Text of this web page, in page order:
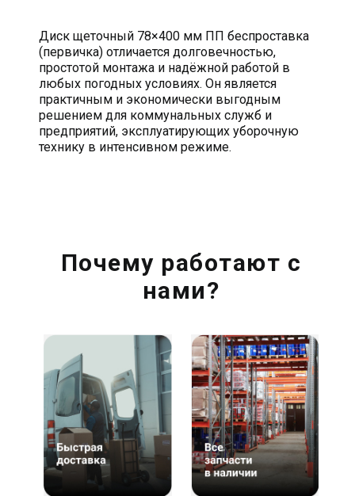
Диск щеточный 78×400 мм ПП беспроставка
(первичка) отличается долговечностью,
простотой монтажа и надёжной работой в
любых погодных условиях. Он является
практичным и экономически выгодным
решением для коммунальных служб и
предприятий, эксплуатирующих уборочную
технику в интенсивном режиме.
Почему работают с
нами?